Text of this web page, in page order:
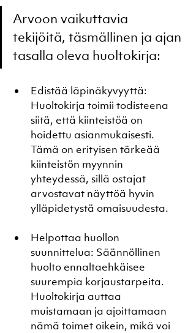
Arvoon vaikuttavia
tekijöitä, täsmällinen ja ajan
tasalla oleva huoltokirja:
Edistää läpinäkyvyyttä:
Huoltokirja toimii todisteena
siitä, että kiinteistöä on
hoidettu asianmukaisesti.
Tämä on erityisen tärkeää
kiinteistön myynnin
yhteydessä, sillä ostajat
arvostavat näyttöä hyvin
ylläpidetystä omaisuudesta.
Helpottaa huollon
suunnittelua: Säännöllinen
huolto ennaltaehkäisee
suurempia korjaustarpeita.
Huoltokirja auttaa
muistamaan ja ajoittamaan
nämä toimet oikein, mikä voi